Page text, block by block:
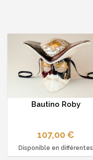
Bautino Roby
107,00 €
Disponible en différentes